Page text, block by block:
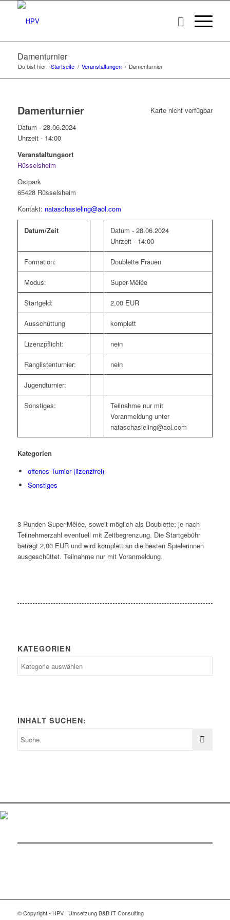
Damenturnier
Du bist hier: Startseite / Veranstaltungen / Damenturnier
Karte nicht verfügbar
Damenturnier
Datum - 28.06.2024
Uhrzeit - 14:00
Veranstaltungsort
Rüsselsheim
Ostpark
65428 Rüsselsheim
Kontakt: nataschasieling@aol.com
Datum/Zeit
Datum - 28.06.2024
Uhrzeit - 14:00
Formation: Doublette Frauen
Modus: Super-Mêlée
Startgeld: 2,00 EUR
Ausschüttung komplett
Lizenzpflicht: nein
Ranglistenturnier: nein
Jugendturnier:
Sonstiges:
Teilnahme nur mit
Voranmeldung unter
nataschasieling@aol.com
Kategorien
offenes Turnier (lizenzfrei)
Sonstiges
3 Runden Super-Mêlée, soweit möglich als Doublette; je nach
Teilnehmerzahl eventuell mit Zeitbegrenzung. Die Startgebühr
beträgt 2,00 EUR und wird komplett an die besten Spielerinnen
ausgeschüttet. Teilnahme nur mit Voranmeldung.
KATEGORIEN
INHALT SUCHEN:
© Copyright - HPV | Umsetzung B&B IT Consulting